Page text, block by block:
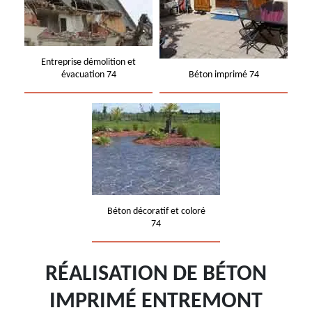
Entreprise démolition et
évacuation 74
Béton imprimé 74
Béton décoratif et coloré
74
RÉALISATION DE BÉTON
IMPRIMÉ ENTREMONT